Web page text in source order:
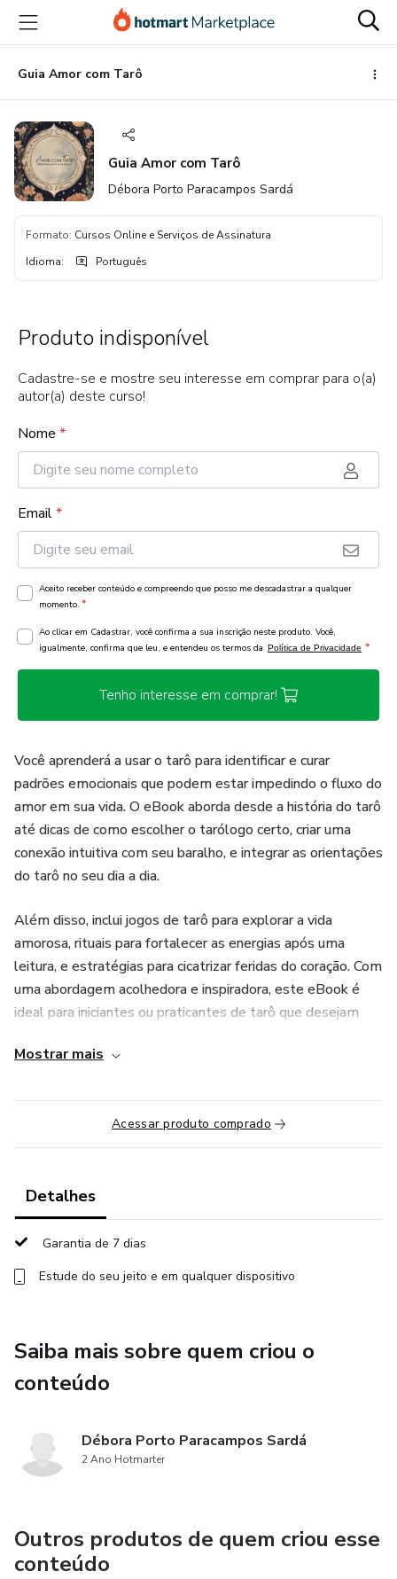
para
conteúdo
principal
para
pagamento
para
rodapé
Guia Amor com Tarô
Guia Amor com Tarô
Débora Porto Paracampos Sardá
Formato: Cursos Online e Serviços de Assinatura
Idioma: Português
Produto indisponível
Cadastre-se e mostre seu interesse em comprar para o(a)
autor(a) deste curso!
Nome *
Email*
Aceito receber conteúdo e compreendo que posso me descadastrar a qualquer
momento. *
Ao clicar em Cadastrar, você confirma a sua inscrição neste produto. Você,
igualmente, confirma que leu, e entendeu os termos da Política de Privacidade *
Tenho interesse em comprar!
Você aprenderá a usar o tarô para identificar e curar
padrões emocionais que podem estar impedindo o fluxo do
amor em sua vida. O eBook aborda desde a história do tarô
até dicas de como escolher o tarólogo certo, criar uma
conexão intuitiva com seu baralho, e integrar as orientações
do tarô no seu dia a dia.
Além disso, inclui jogos de tarô para explorar a vida
amorosa, rituais para fortalecer as energias após uma
leitura, e estratégias para cicatrizar feridas do coração. Com
uma abordagem acolhedora e inspiradora, este eBook é
ideal para iniciantes ou praticantes de tarô que desejam
jornada amorosa.
Transforme sua vida amorosa com insights poderosos e
práticos, e descubra como o tarô pode ser seu aliado na
busca por relacionamentos mais saudáveis e satisfatórios.
Mostrar mais
Acessar produto comprado
Detalhes
Garantia de 7 dias
Estude do seu jeito e em qualquer dispositivo
Saiba mais sobre quem criou o
conteúdo
Débora Porto Paracampos Sardá
2 Ano Hotmarter
Outros produtos de quem criou esse
conteúdo